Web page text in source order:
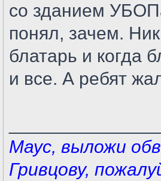
со зданием
понял, зачем.
блатарь и когда
и все. А ребят
Маус, выложи
Гривцову,